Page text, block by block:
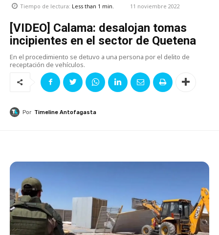
Tiempo de lectura: Less than 1 min. 11 noviembre 2022
[VIDEO] Calama: desalojan tomas
incipientes en el sector de Quetena
En el procedimiento se detuvo a una persona por el delito de
receptación de vehículos.
Por Timeline Antofagasta